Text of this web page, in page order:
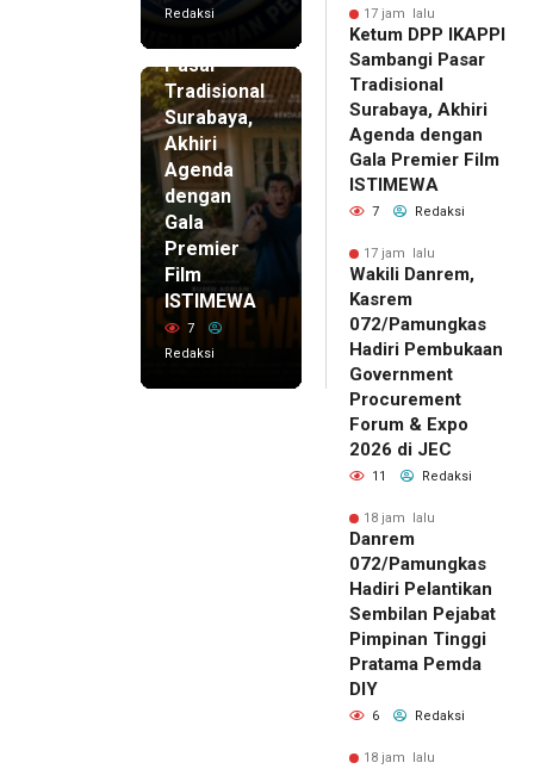
Redaksi
IKAPPI
Pasar
Tradisional
Surabaya,
Akhiri
Agenda
dengan
Gala
Premier
Film
ISTIMEWA
7
Redaksi
17 jam lalu
Ketum DPP IKAPPI
Sambangi Pasar
Tradisional
Surabaya, Akhiri
Agenda dengan
Gala Premier Film
ISTIMEWA
7 Redaksi
17 jam lalu
Wakili Danrem,
Kasrem
072/Pamungkas
Hadiri Pembukaan
Government
Procurement
Forum & Expo
2026 di JEC
11 Redaksi
18 jam lalu
Danrem
072/Pamungkas
Hadiri Pelantikan
Sembilan Pejabat
Pimpinan Tinggi
Pratama Pemda
DIY
6 Redaksi
18 jam lalu